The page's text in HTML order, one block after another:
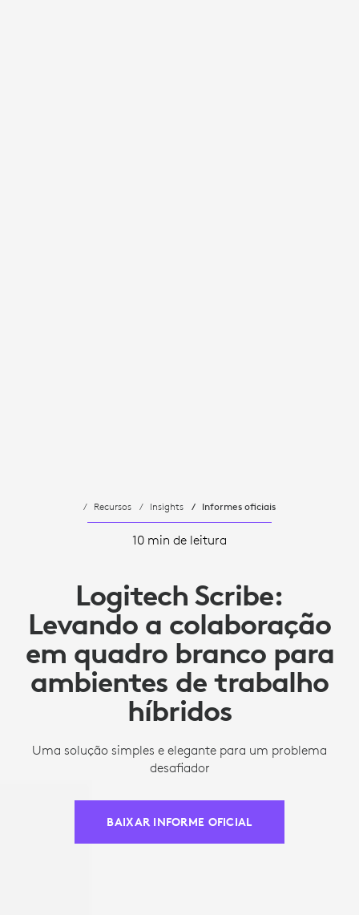
Recursos Insights Informes oficiais
10 min de leitura
Logitech Scribe:
Levando a colaboração
em quadro branco para
ambientes de trabalho
híbridos
Uma solução simples e elegante para um problema
desafiador
BAIXAR INFORME OFICIAL